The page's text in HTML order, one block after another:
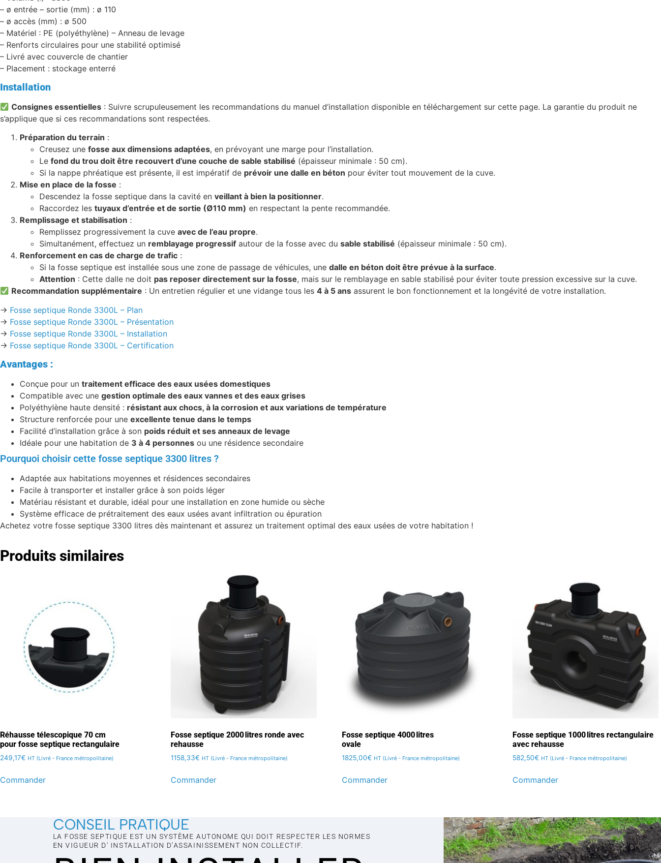
– ø entrée – sortie (mm) : ø 110
– ø accès (mm) : ø 500
– Matériel : PE (polyéthylène) – Anneau de levage
– Renforts circulaires pour une stabilité optimisé
– Livré avec couvercle de chantier
– Placement : stockage enterré
Installation
Consignes essentielles : Suivre scrupuleusement les recommandations du manuel d’installation disponible en téléchargement sur cette page. La garantie du produit ne
s’applique que si ces recommandations sont respectées.
Préparation du terrain :
Creusez une fosse aux dimensions adaptées, en prévoyant une marge pour l’installation.
Le fond du trou doit être recouvert d’une couche de sable stabilisé (épaisseur minimale : 50 cm).
Si la nappe phréatique est présente, il est impératif de prévoir une dalle en béton pour éviter tout mouvement de la cuve.
Mise en place de la fosse :
Descendez la fosse septique dans la cavité en veillant à bien la positionner.
Raccordez les tuyaux d’entrée et de sortie (Ø110 mm) en respectant la pente recommandée.
Remplissage et stabilisation :
Remplissez progressivement la cuve avec de l’eau propre.
Simultanément, effectuez un remblayage progressif autour de la fosse avec du sable stabilisé (épaisseur minimale : 50 cm).
Renforcement en cas de charge de trafic :
Si la fosse septique est installée sous une zone de passage de véhicules, une dalle en béton doit être prévue à la surface.
Attention : Cette dalle ne doit pas reposer directement sur la fosse, mais sur le remblayage en sable stabilisé pour éviter toute pression excessive sur la cuve.
Recommandation supplémentaire : Un entretien régulier et une vidange tous les4 à 5 ans assurent le bon fonctionnement et la longévité de votre installation.
-> Fosse septique Ronde 3300L – Plan
-> Fosse septique Ronde 3300L – Présentation
-> Fosse septique Ronde 3300L – Installation
-> Fosse septique Ronde 3300L – Certification
Avantages :
Conçue pour un traitement efficace des eaux usées domestiques
Compatible avec une gestion optimale des eaux vannes et des eaux grises
Polyéthylène haute densité : résistant aux chocs, à la corrosion et aux variations de température
Structure renforcée pour une excellente tenue dans le temps
Facilité d’installation grâce à son poids réduit et ses anneaux de levage
Idéale pour une habitation de 3 à 4 personnes ou une résidence secondaire
Pourquoi choisir cette fosse septique 3300 litres ?
Adaptée aux habitations moyennes et résidences secondaires
Facile à transporter et installer grâce à son poids léger
Matériau résistant et durable, idéal pour une installation en zone humide ou sèche
Système efficace de prétraitement des eaux usées avant infiltration ou épuration
Achetez votre fosse septique 3300 litres dès maintenant et assurez un traitement optimal des eaux usées de votre habitation !
Produits similaires
Réhausse télescopique 70 cm
pour fosse septique rectangulaire
249,17€ HT (Livré - France métropolitaine)
Commander
Fosse septique 2000 litres ronde avec
rehausse
1158,33€ HT (Livré - France métropolitaine)
Commander
Fosse septique 4000 litres
ovale
1825,00€ HT (Livré - France métropolitaine)
Commander
Fosse septique 1000 litres rectangulaire
avec rehausse
582,50€ HT (Livré - France métropolitaine)
Commander
CONSEIL PRATIQUE
LA FOSSE SEPTIQUE EST UN SYSTÈME AUTONOME QUI DOIT RESPECTER LES NORMES
EN VIGUEUR D' INSTALLATION D’ASSAINISSEMENT NON COLLECTIF.